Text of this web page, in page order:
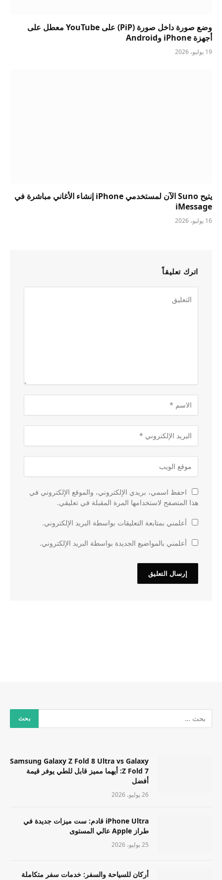
وضع صورة داخل صورة (PiP) على YouTube معطل على
أجهزة iPhone وAndroid
19 يوليو، 2026
يتيح Suno الآن لمستخدمي iPhone إنشاء الأغاني مباشرة في
iMessage
16 يوليو، 2026
اترك تعليقاً
احفظ اسمي، بريدي الإلكتروني، والموقع الإلكتروني في
هذا المتصفح لاستخدامها المرة المقبلة في تعليقي.
أعلمني بمتابعة التعليقات بواسطة البريد الإلكتروني.
أعلمني بالمواضيع الجديدة بواسطة البريد الإلكتروني.
Samsung Galaxy Z Fold 8 Ultra vs Galaxy
Z Fold 7: أيهما مميز قابل للطي يوفر قيمة
أفضل
26 يوليو، 2026
iPhone Ultra قادم: ست ميزات جديدة في
طراز Apple عالي المستوى
25 يوليو، 2026
أركان للسياحة والسفر: خدمات سفر متكاملة